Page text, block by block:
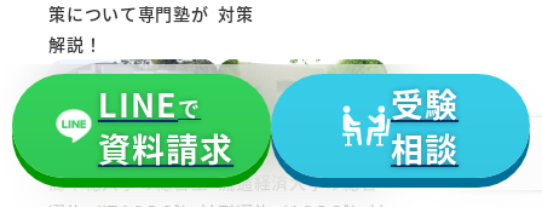
LINEで
資料請求
受験
相談
策について専門塾が
解説！
対策
高千穂大学の総合型 流通経済大学の総合